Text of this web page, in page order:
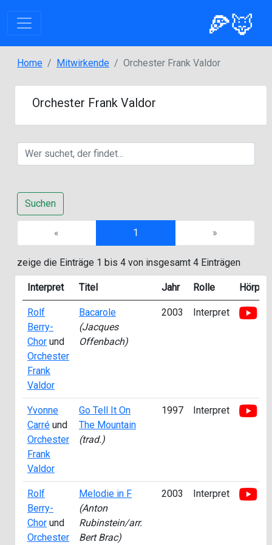
🍕🦊
Home Mitwirkende Orchester Frank Valdor
Orchester Frank Valdor
Suchen
« 1 »
zeige die Einträge 1 bis 4 von insgesamt 4 Einträgen
Interpret Titel Jahr Rolle
Rolf
Berry-
Chor und
Orchester
Frank
Valdor
Bacarole
(Jacques
Offenbach)
2003 Interpret
Yvonne
Carré und
Orchester
Frank
Valdor
Go Tell It On
The Mountain
(trad.)
1997 Interpret
Rolf
Berry-
Chor und
Orchester
Melodie in F
(Anton
Rubinstein/arr.
Bert Brac)
2003 Interpret